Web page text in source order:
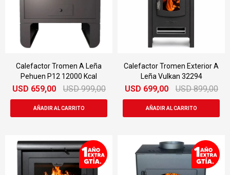
Calefactor Tromen A Leña
Pehuen P12 12000 Kcal
USD 659,00 USD 999,00
Calefactor Tromen Exterior A
Leña Vulkan 32294
USD 699,00 USD 899,00